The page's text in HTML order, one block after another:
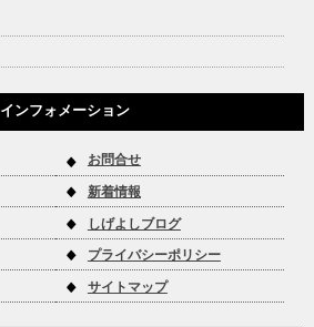
インフォメーション
お問合せ
新着情報
しげよしブログ
プライバシーポリシー
サイトマップ